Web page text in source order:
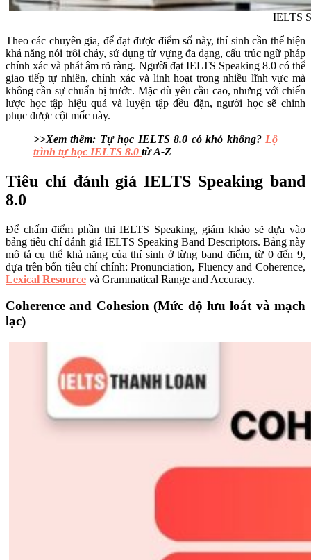
IELTS
Theo các chuyên gia, để đạt được điểm số này, thí sinh cần thể hiện
khả năng nói trôi chảy, sử dụng từ vựng đa dạng, cấu trúc ngữ pháp
chính xác và phát âm rõ ràng. Người đạt IELTS Speaking 8.0 có thể
giao tiếp tự nhiên, chính xác và linh hoạt trong nhiều lĩnh vực mà
không cần sự chuẩn bị trước. Mặc dù yêu cầu cao, nhưng với chiến
lược học tập hiệu quả và luyện tập đều đặn, người học sẽ chinh
phục được cột mốc này.
>>Xem thêm: Tự học IELTS 8.0 có khó không? Lộ
trình tự học IELTS 8.0 từ A-Z
Tiêu chí đánh giá IELTS Speaking band
8.0
Để chấm điểm phần thi IELTS Speaking, giám khảo sẽ dựa vào
bảng tiêu chí đánh giá IELTS Speaking Band Descriptors. Bảng này
mô tả cụ thể khả năng của thí sinh ở từng band điểm, từ 0 đến 9,
dựa trên bốn tiêu chí chính: Pronunciation, Fluency and Coherence,
Lexical Resource và Grammatical Range and Accuracy.
Coherence and Cohesion (Mức độ lưu loát và mạch
lạc)